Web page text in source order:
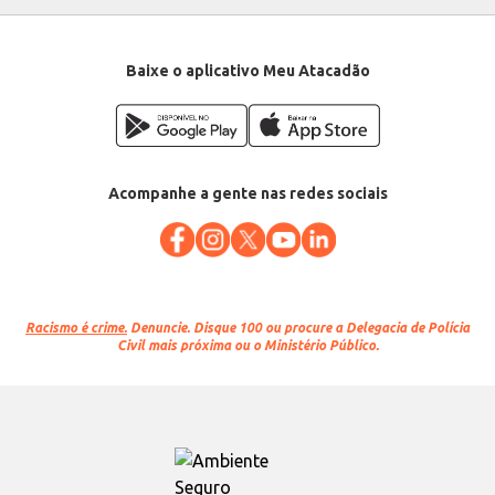
saboroso.
Categoria: Cerveja especial
EAN: 7898367980041
Baixe o aplicativo Meu Atacadão
Acompanhe a gente nas redes sociais
Racismo é crime. Denuncie. Disque 100 ou procure a Delegacia de Polícia
Civil mais próxima ou o Ministério Público.